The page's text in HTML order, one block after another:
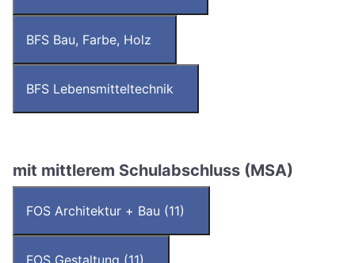
BFS Bau, Farbe, Holz
BFS Lebensmitteltechnik
mit mittlerem Schulabschluss (MSA)
FOS Architektur + Bau (11)